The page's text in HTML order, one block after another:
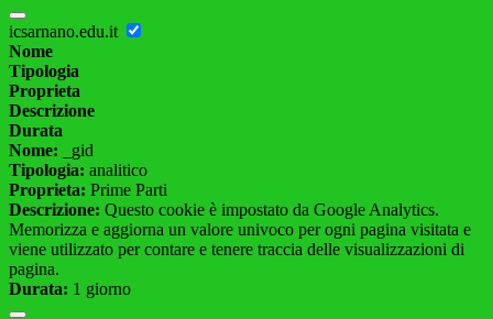
icsarnano.edu.it
Nome
Tipologia
Proprieta
Descrizione
Durata
Nome: _gid
Tipologia: analitico
Proprieta: Prime Parti
Descrizione: Questo cookie è impostato da Google Analytics.
Memorizza e aggiorna un valore univoco per ogni pagina visitata e
viene utilizzato per contare e tenere traccia delle visualizzazioni di
pagina.
Durata: 1 giorno